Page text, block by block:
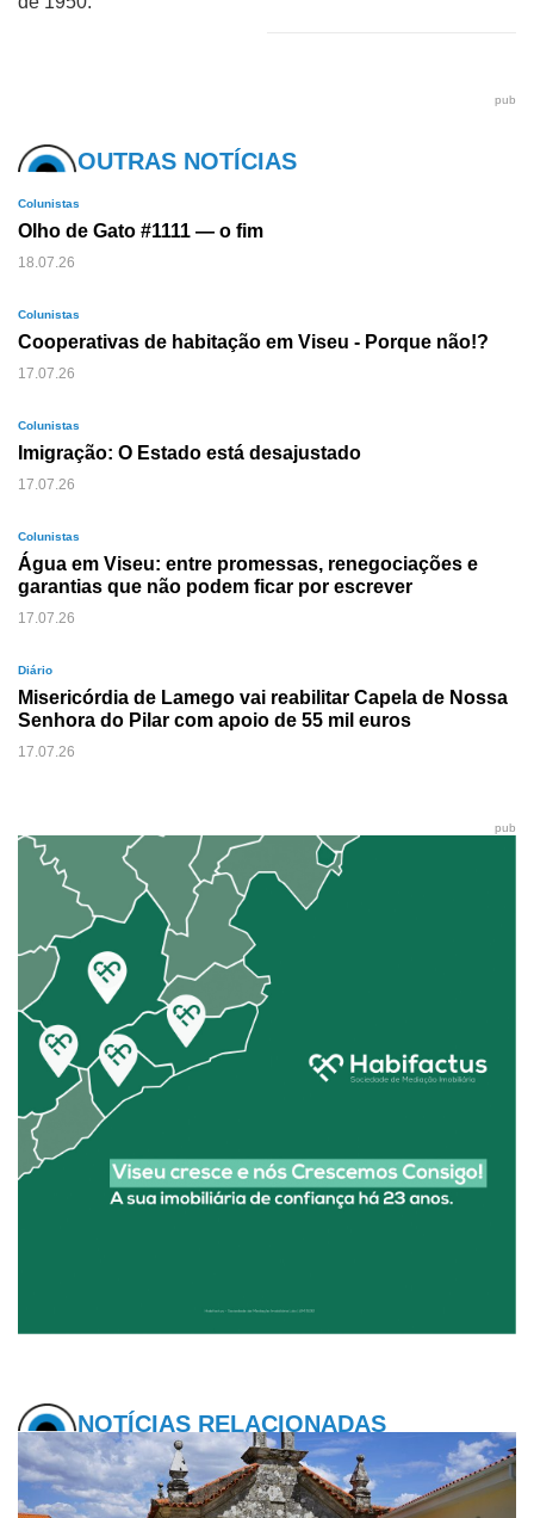
pub
OUTRAS NOTÍCIAS
Colunistas
Olho de Gato #1111 — o fim
18.07.26
Colunistas
Cooperativas de habitação em Viseu - Porque não!?
17.07.26
Colunistas
Imigração: O Estado está desajustado
17.07.26
Colunistas
Água em Viseu: entre promessas, renegociações e
garantias que não podem ficar por escrever
17.07.26
Diário
Misericórdia de Lamego vai reabilitar Capela de Nossa
Senhora do Pilar com apoio de 55 mil euros
17.07.26
pub
NOTÍCIAS RELACIONADAS